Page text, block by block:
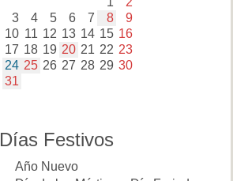
3 4 5 6 7 8 9
10 11 12 13 14 15 16
17 18 19 20 21 22 23
24 25 26 27 28 29 30
31
Días Festivos
Año Nuevo